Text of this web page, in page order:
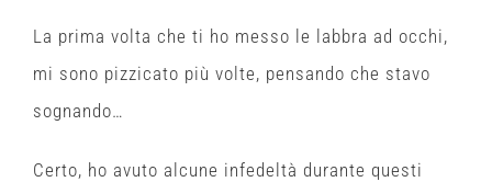
La prima volta che ti ho messo le labbra ad occhi,
mi sono pizzicato più volte, pensando che stavo
sognando…
Certo, ho avuto alcune infedeltà durante questi